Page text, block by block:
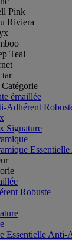
Pink
Riviera
Teal
Catégorie
émaillée
Adhérent
Signature
Robuste
Essentielle Anti-